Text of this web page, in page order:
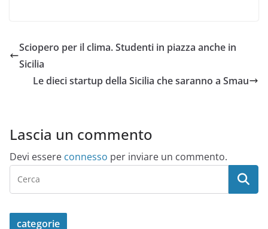
Sciopero per il clima. Studenti in piazza anche in
Sicilia
Le dieci startup della Sicilia che saranno a Smau
Lascia un commento
Devi essere connesso per inviare un commento.
categorie